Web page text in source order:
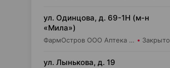
ул. Одинцова, д. 69-1Н (м-н
«Мила»)
ФармОстров ООО Аптека №16 на Одинцова Закрыто
ул. Лынькова, д. 19